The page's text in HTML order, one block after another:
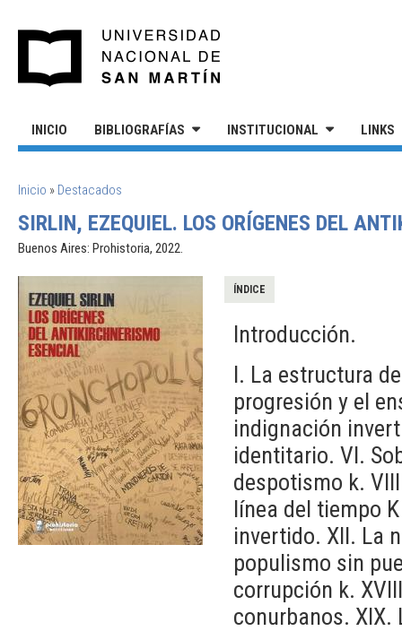
INICIO BIBLIOGRAFÍAS INSTITUCIONAL LINKS
SE ENCUENTRA USTED AQUÍ
Inicio » Destacados
SIRLIN, EZEQUIEL. LOS ORÍGENES DEL
Buenos Aires: Prohistoria, 2022.
ÍNDICE
Introducción.
I. La estructura
progresión y el
indignación
identitario. VI.
despotismo k.
línea del tiempo
invertido. XII. La
populismo sin
corrupción k.
conurbanos. XIX.